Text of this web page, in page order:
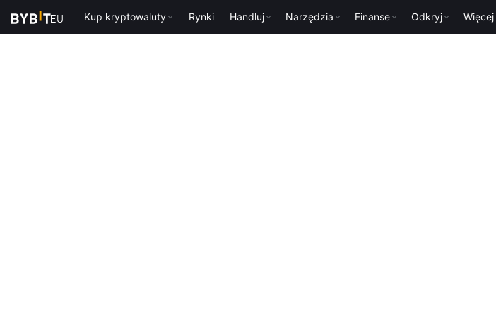
Kup kryptowaluty Rynki Handluj Narzędzia Finanse Odkryj Więcej